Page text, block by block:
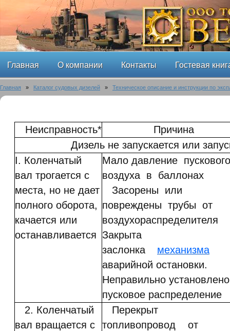
Главная О компании Контакты Гостевая
Главная » Каталог судовых дизелей » Техническое описание и инструкции по
Неисправность*
Причина
Дизель не запускается или
I. Коленчатый
вал трогается с
места, но не дает
полного оборота,
качается или
останавливается
Мало давление пускового
воздуха в баллонах
Засорены или
повреждены трубы от
воздухораспределителя
Закрыта
заслонка
механизма
аварийной остановки.
Неправильно установлено
пусковое распределение
2. Коленчатый
вал вращается с
Перекрыт
топливопровод от